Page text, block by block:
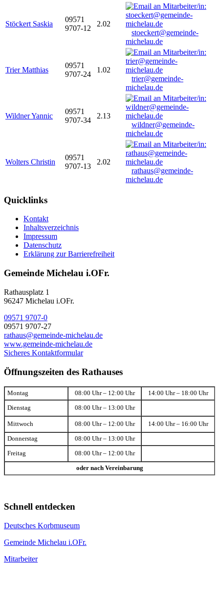
Stöckert Saskia
09571
9707-12
2.02
stoeckert@gemeinde-
michelau.de
Trier Matthias
09571
9707-24
1.02
trier@gemeinde-
michelau.de
Wildner Yannic
09571
9707-34
2.13
wildner@gemeinde-
michelau.de
Wolters Christin
09571
9707-13
2.02
rathaus@gemeinde-
michelau.de
Quicklinks
Kontakt
Inhaltsverzeichnis
Impressum
Datenschutz
Erklärung zur Barrierefreiheit
Gemeinde Michelau i.OFr.
Rathausplatz 1
96247 Michelau i.OFr.
09571 9707-0
09571 9707-27
rathaus@gemeinde-michelau.de
www.gemeinde-michelau.de
Sicheres Kontaktformular
Öffnungszeiten des Rathauses
Montag 08:00 Uhr – 12:00 Uhr 14:00 Uhr – 18:00 Uhr
Dienstag 08:00 Uhr – 13:00 Uhr
Mittwoch 08:00 Uhr – 12:00 Uhr 14:00 Uhr – 16:00 Uhr
Donnerstag 08:00 Uhr – 13:00 Uhr
Freitag 08:00 Uhr – 12:00 Uhr
oder nach Vereinbarung
Schnell entdecken
Deutsches Korbmuseum
Gemeinde Michelau i.OFr.
Mitarbeiter